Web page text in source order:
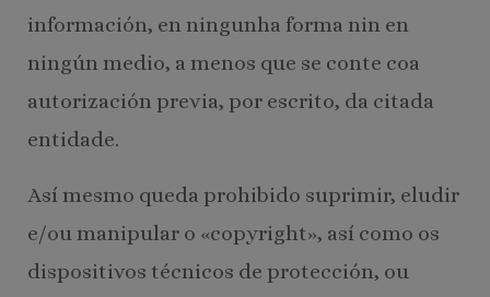
información, en ningunha forma nin en
ningún medio, a menos que se conte coa
autorización previa, por escrito, da citada
entidade.
Así mesmo queda prohibido suprimir, eludir
e/ou manipular o «copyright», así como os
dispositivos técnicos de protección, ou